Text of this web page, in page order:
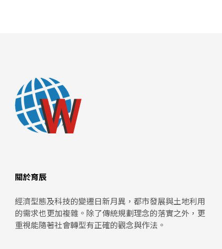
關於育辰
經濟型態及科技的變遷日新月異，都市發展與土地利用
的需求也更加複雜。除了傳統規劃理念的落實之外，更
重視能隨著社會轉型有正確的觀念與作法。